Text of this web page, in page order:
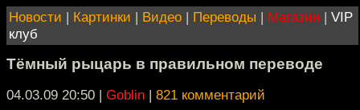
Новости | Картинки | Видео | Переводы | Магазин | VIP
клуб
Тёмный рыцарь в правильном переводе
04.03.09 20:50 | Goblin | 821 комментарий